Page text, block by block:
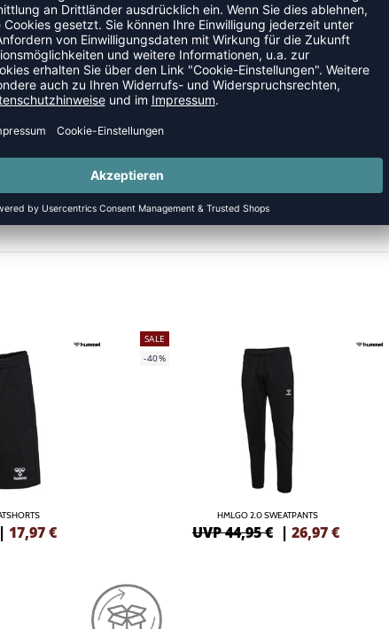
Muster zur Größenfindung zu
ist möglich (Druck, Sublimation, Stick,
diese
|17,97€
SALE
-40%
HMLGO 2.0 SWEATPANTS
UVP 44,95 € | 26,97€